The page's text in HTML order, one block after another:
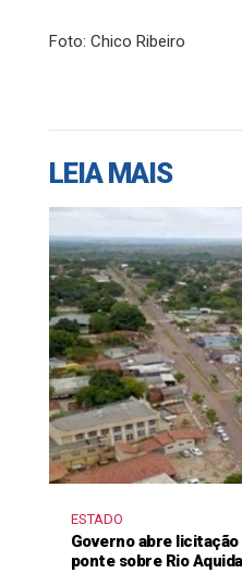
Foto: Chico Ribeiro
LEIA MAIS
ESTADO
Governo abre licitação
ponte sobre Rio